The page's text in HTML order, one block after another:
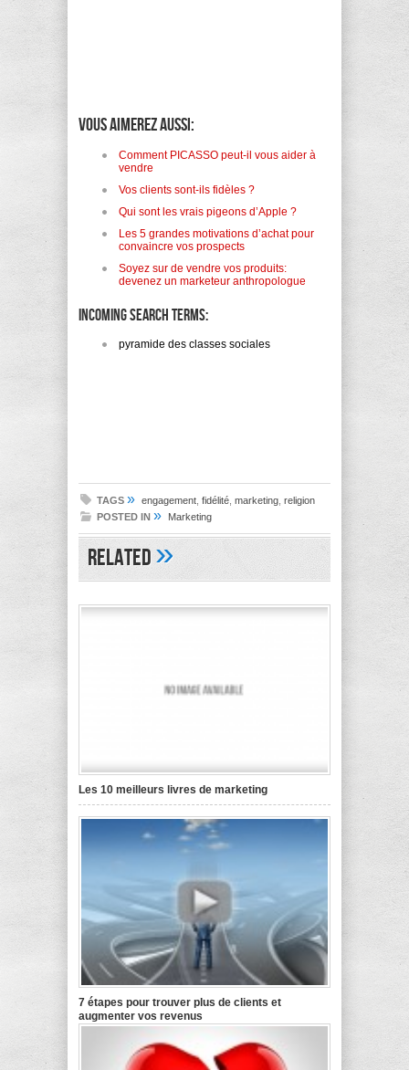
Vous aimerez aussi:
Comment PICASSO peut-il vous aider à
vendre
Vos clients sont-ils fidèles ?
Qui sont les vrais pigeons d’Apple ?
Les 5 grandes motivations d’achat pour
convaincre vos prospects
Soyez sur de vendre vos produits:
devenez un marketeur anthropologue
Incoming search terms:
pyramide des classes sociales
TAGS » engagement fidélité marketing religion
POSTED IN » Marketing
Related»
Les 10 meilleurs livres de marketing
7 étapes pour trouver plus de clients et
augmenter vos revenus